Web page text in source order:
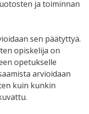
ja toiminnan
sen päätyttyä.
opiskelija on
opetukselle
arvioidaan
kuin kunkin